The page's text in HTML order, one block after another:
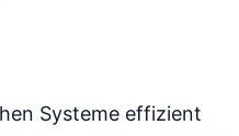
Systeme effizient